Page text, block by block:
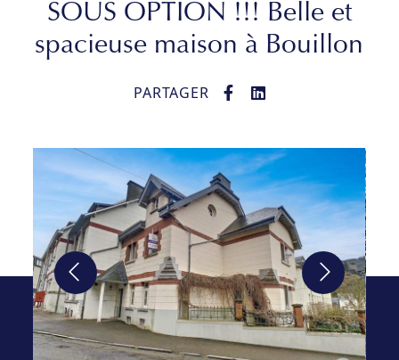
SOUS OPTION !!! Belle et
spacieuse maison à Bouillon
PARTAGER